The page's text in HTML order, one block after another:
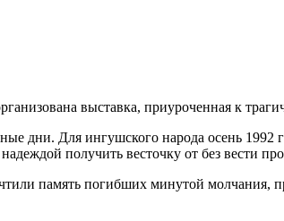
выставка, приуроченная к
дни. Для ингушского народа осень 1992
получить весточку от без вести
память погибших минутой молчания,